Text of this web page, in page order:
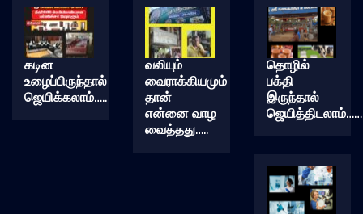
கடின
உழைப்பிருந்தால்
ஜெயிக்கலாம்…..
வலியும்
வைராக்கியமும்
தான்
என்னை வாழ
வைத்தது…..
தொழில்
பக்தி
இருந்தால்